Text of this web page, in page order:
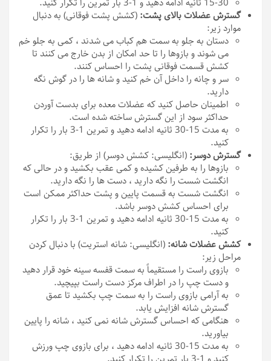
گسترش عضلات بالای پشت: (کشش پشت فوقانی) به دنبال
موارد زیر:
دستان به جلو به سمت هم کباب می شدند ، کمی به جلو خم
می شوند و بازوها را تا حد امکان از بدن خارج می کنند تا
کشش قسمت فوقانی پشت را احساس کنند.
سر و چانه را داخل آن خم کنید و شانه ها را در گوش نگه
دارید.
اطمینان حاصل کنید که عضلات معده برای بدست آوردن
حداکثر سود از این گسترش ساخته شده است.
به مدت 15-30 ثانیه ادامه دهید و تمرین 1-3 بار را تکرار
کنید.
گسترش دوسر: (انگلیسی: کشش دوسر) از طریق:
بازوها را به طرفین کشیده و کمی عقب بکشید و در حالی که
انگشت شست را نگه دارید ، دست ها را نگه دارید.
انگشت شست به قسمت پایین و پشت حداکثر ممکن است
برای احساس کشش دوسر باشد.
به مدت 15-30 ثانیه ادامه دهید و تمرین 1-3 بار را تکرار
کنید.
کشش عضلات شانه: (انگلیسی: شانه استریت) با دنبال کردن
مراحل زیر:
بازوی راست را مستقیماً به سمت قفسه سینه خود قرار دهید
و دست چپ را در اطراف مرکز دست راست بپیچید.
به آرامی بازوی راست را به سمت چپ بکشید تا عمق
گسترش شانه افزایش یابد.
هنگامی که احساس گسترش شانه نمی کنید ، شانه را پایین
بیاورید.
به مدت 15-30 ثانیه ادامه دهید ، برای بازوی چپ ورزش